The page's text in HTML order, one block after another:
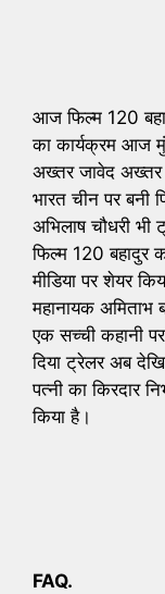
आज फिल्म 120
का कार्यक्रम आज
अख्तर जावेद अख्तर
भारत चीन पर
अभिलाष चौधरी
फिल्म 120 बहादुर
मीडिया पर शेयर
महानायक अमिताभ
एक सच्ची कहानी
दिया ट्रेलर अब
पत्नी का किरदार
किया है।
FAQ.